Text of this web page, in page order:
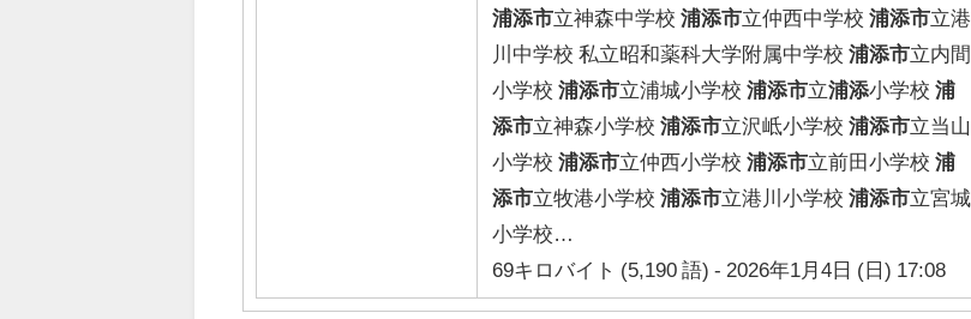
浦添市立神森中学校浦添市立仲西中学校浦添市立港
川中学校 私立昭和薬科大学附属中学校浦添市立内間
小学校浦添市立浦城小学校浦添市立浦添小学校浦
添市立神森小学校浦添市立沢岻小学校浦添市立当山
小学校浦添市立仲西小学校浦添市立前田小学校浦
添市立牧港小学校浦添市立港川小学校浦添市立宮城
小学校…
69キロバイト (5,190 語) - 2026年1月4日 (日) 17:08